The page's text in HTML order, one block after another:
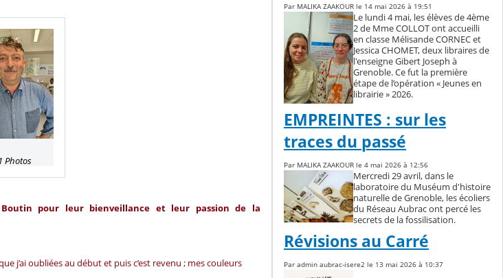
Photos
pour leur bienveillance et leur passion de la
j’ai oubliées au début et puis c’est revenu ; mes couleurs
Par MALIKA ZAAKOUR le 14 mai 2026 à 19:51
Le lundi 4 mai, les élèves de 4ème
2 de Mme COLLOT ont accueilli
en classe Mélisande CORNEC et
Jessica CHOMET, deux libraires de
l'enseigne Gibert Joseph à
Grenoble. Ce fut la première
étape de l’opération « Jeunes en
librairie » 2026.
EMPREINTES : sur les
traces du passé
Par MALIKA ZAAKOUR le 4 mai 2026 à 12:56
Mercredi 29 avril, dans le
laboratoire du Muséum d'histoire
naturelle de Grenoble, les écoliers
du Réseau Aubrac ont percé les
secrets de la fossilisation.
Révisions au Carré
Par admin aubrac-isere2 le 13 mai 2026 à 10:37